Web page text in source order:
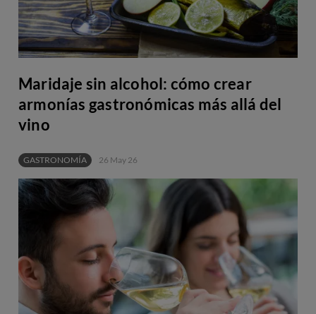
Maridaje sin alcohol: cómo crear
armonías gastronómicas más allá del
vino
GASTRONOMÍA 26 May 26